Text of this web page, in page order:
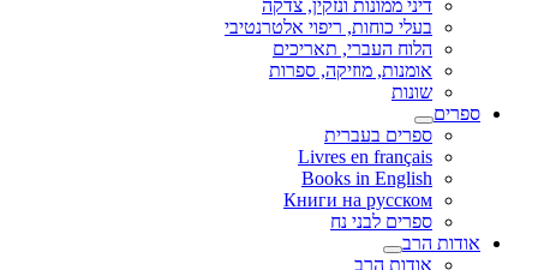
דיני ממונות ונזקין, צדקה
בעלי כוחות, ריפוי אלטרנטיבי
הלוח העברי, תאריכים
אומנות, מוזיקה, ספרות
שונות
ספרים
ספרים בעברית
Livres en français
Books in English
Книги на русском
ספרים לבני נח
אודות הרב
אודות הרב